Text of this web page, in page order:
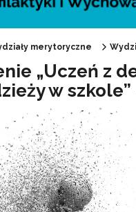
Zdrowia"
zdrowotna"
programy
i projekty Wydziału"
merytoryczne
„Uczeń z
w